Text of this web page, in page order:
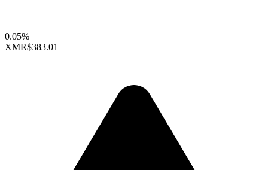
0.05%
XMR$383.01